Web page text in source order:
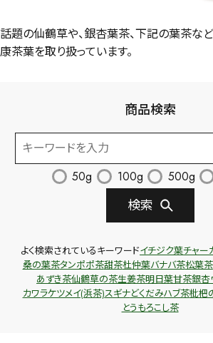
話題の仙鶴草や、銀杏葉茶、下記の葉茶な
康茶葉を取り扱っています。
商品検索
50g 100g 500g
検索
よく検索されているキーワードイチジク葉チャー
桑の葉茶タンポポ茶甜茶杜仲葉バナバ茶松葉茶
あずき茶仙鶴草の茶生姜茶明日葉甘茶銀杏
カワラケツメイ(浜茶)スギナどくだみハブ茶枇杷
とうもろこし茶